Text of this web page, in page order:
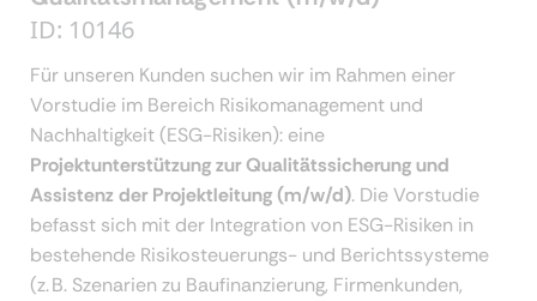
ID: 10146
Für unseren Kunden suchen wir im Rahmen einer
Vorstudie im Bereich Risikomanagement und
Nachhaltigkeit (ESG-Risiken): eine
Projektunterstützung zur Qualitätssicherung und
Assistenz der Projektleitung (m/w/d). Die Vorstudie
befasst sich mit der Integration von ESG-Risiken in
bestehende Risikosteuerungs- und Berichtssysteme
(z. B. Szenarien zu Baufinanzierung, Firmenkunden,